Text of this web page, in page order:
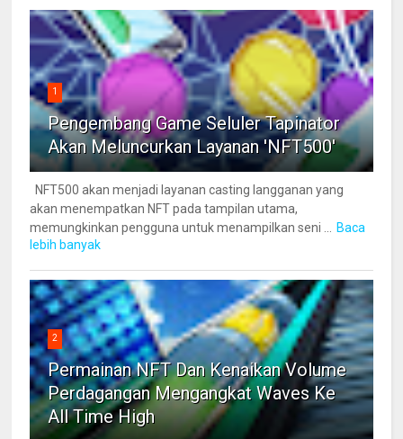
1
Pengembang Game Seluler Tapinator
Akan Meluncurkan Layanan 'NFT500'
NFT500 akan menjadi layanan casting langganan yang
akan menempatkan NFT pada tampilan utama,
memungkinkan pengguna untuk menampilkan seni ... Baca
lebih banyak
2
Permainan NFT Dan Kenaikan Volume
Perdagangan Mengangkat Waves Ke
All Time High